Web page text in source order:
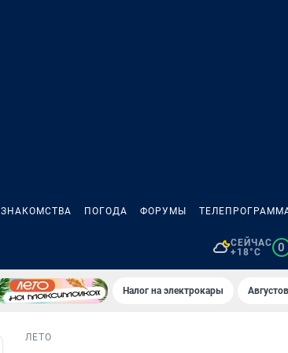
ЗНАКОМСТВА ПОГОДА ФОРУМЫ
СЕЙЧАС
+18°C
0
Налог на электрокары
ЛЕТО